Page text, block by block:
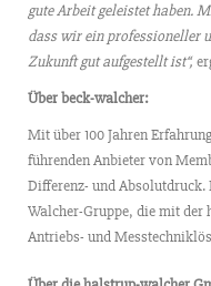
gute Arbeit geleistet haben.
dass wir ein professioneller
Zukunft gut aufgestellt ist“,
Über beck-walcher:
Mit über 100 Jahren
führenden Anbieter von
Differenz- und Absolutdruck.
Walcher-Gruppe, die mit
Antriebs- und